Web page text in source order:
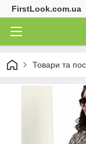
FirstLook.com.ua
Товари та